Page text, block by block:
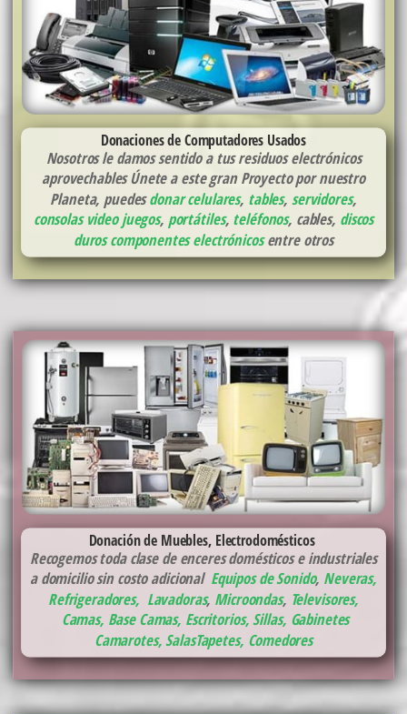
Donaciones de Computadores Usados
Nosotros le damos sentido a tus residuos electrónicos
aprovechables Únete a este gran Proyecto por nuestro
Planeta, puedesdonar celulares, tables, servidores,
consolas video juegos, portátiles, teléfonos, cables, discos
duros componentes electrónicosentre otros
Donación de Muebles, Electrodomésticos
Recogemos toda clase de enceres domésticos e industriales
a domicilio sin costo adicional Equipos de Sonido, Neveras,
Refrigeradores, Lavadoras, Microondas, Televisores,
Camas, Base Camas, Escritorios, Sillas, Gabinetes
Camarotes, SalasTapetes, Comedores